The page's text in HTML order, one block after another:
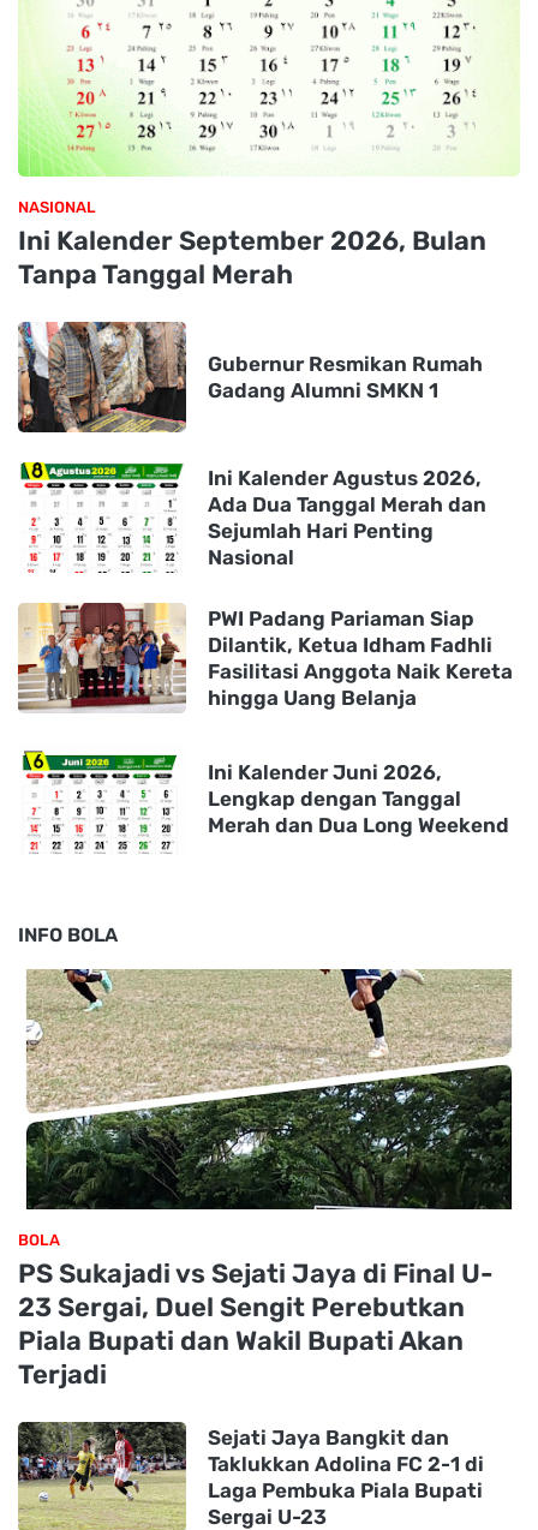
NASIONAL
Ini Kalender September 2026, Bulan
Tanpa Tanggal Merah
Gubernur Resmikan Rumah
Gadang Alumni SMKN 1
Ini Kalender Agustus 2026,
Ada Dua Tanggal Merah dan
Sejumlah Hari Penting
Nasional
PWI Padang Pariaman Siap
Dilantik, Ketua Idham Fadhli
Fasilitasi Anggota Naik Kereta
hingga Uang Belanja
Ini Kalender Juni 2026,
Lengkap dengan Tanggal
Merah dan Dua Long Weekend
INFO BOLA
BOLA
PS Sukajadi vs Sejati Jaya di Final U-
23 Sergai, Duel Sengit Perebutkan
Piala Bupati dan Wakil Bupati Akan
Terjadi
Sejati Jaya Bangkit dan
Taklukkan Adolina FC 2-1 di
Laga Pembuka Piala Bupati
Sergai U-23